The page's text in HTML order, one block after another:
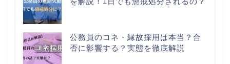
公務員のコネ・縁故採用は本当？合
否に影響する？実態を徹底解説